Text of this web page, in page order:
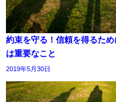
約束を守る！信頼を得るため
は重要なこと
2019年5月30日